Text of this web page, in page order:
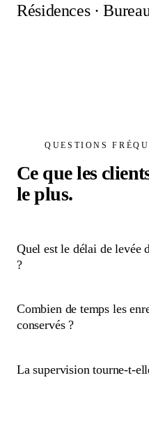
Résidences ·
QUESTIONS
Ce que les
le plus.
Quel est le délai de levée
?
Combien de temps les
conservés ?
La supervision tourne-t-